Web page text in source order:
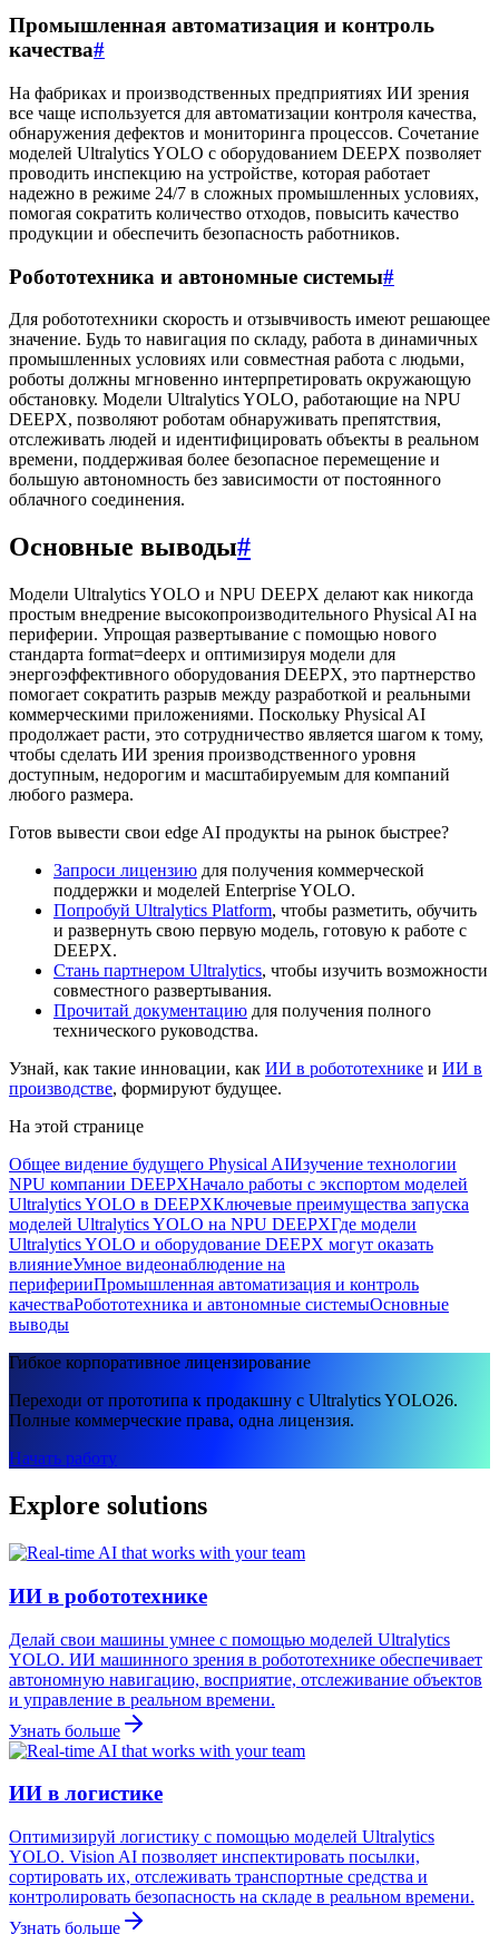
Промышленная автоматизация и контроль
качества#
На фабриках и производственных предприятиях ИИ зрения
все чаще используется для автоматизации контроля качества,
обнаружения дефектов и мониторинга процессов. Сочетание
моделей Ultralytics YOLO с оборудованием DEEPX позволяет
проводить инспекцию на устройстве, которая работает
надежно в режиме 24/7 в сложных промышленных условиях,
помогая сократить количество отходов, повысить качество
продукции и обеспечить безопасность работников.
Робототехника и автономные системы#
Для робототехники скорость и отзывчивость имеют решающее
значение. Будь то навигация по складу, работа в динамичных
промышленных условиях или совместная работа с людьми,
роботы должны мгновенно интерпретировать окружающую
обстановку. Модели Ultralytics YOLO, работающие на NPU
DEEPX, позволяют роботам обнаруживать препятствия,
отслеживать людей и идентифицировать объекты в реальном
времени, поддерживая более безопасное перемещение и
большую автономность без зависимости от постоянного
облачного соединения.
Основные выводы#
Модели Ultralytics YOLO и NPU DEEPX делают как никогда
простым внедрение высокопроизводительного Physical AI на
периферии. Упрощая развертывание с помощью нового
стандарта format=deepx и оптимизируя модели для
энергоэффективного оборудования DEEPX, это партнерство
помогает сократить разрыв между разработкой и реальными
коммерческими приложениями. Поскольку Physical AI
продолжает расти, это сотрудничество является шагом к тому,
чтобы сделать ИИ зрения производственного уровня
доступным, недорогим и масштабируемым для компаний
любого размера.
Готов вывести свои edge AI продукты на рынок быстрее?
Запроси лицензию для получения коммерческой
поддержки и моделей Enterprise YOLO.
Попробуй Ultralytics Platform, чтобы разметить, обучить
и развернуть свою первую модель, готовую к работе с
DEEPX.
Стань партнером Ultralytics, чтобы изучить возможности
совместного развертывания.
Прочитай документацию для получения полного
технического руководства.
Узнай, как такие инновации, как ИИ в робототехнике и ИИ в
производстве, формируют будущее.
На этой странице
Общее видение будущего Physical AIИзучение технологии
NPU компании DEEPXНачало работы с экспортом моделей
Ultralytics YOLO в DEEPXКлючевые преимущества запуска
моделей Ultralytics YOLO на NPU DEEPXГде модели
Ultralytics YOLO и оборудование DEEPX могут оказать
влияниеУмное видеонаблюдение на
периферииПромышленная автоматизация и контроль
качестваРобототехника и автономные системыОсновные
выводы
Гибкое корпоративное лицензирование
Переходи от прототипа к продакшну с Ultralytics YOLO26.
Полные коммерческие права, одна лицензия.
Начать работу
Explore solutions
ИИ в робототехнике
Делай свои машины умнее с помощью моделей Ultralytics
YOLO. ИИ машинного зрения в робототехнике обеспечивает
автономную навигацию, восприятие, отслеживание объектов
и управление в реальном времени.
Узнать больше
ИИ в логистике
Оптимизируй логистику с помощью моделей Ultralytics
YOLO. Vision AI позволяет инспектировать посылки,
сортировать их, отслеживать транспортные средства и
контролировать безопасность на складе в реальном времени.
Узнать больше